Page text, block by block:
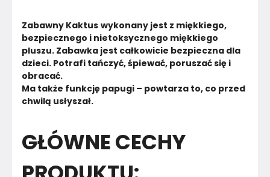
Zabawny Kaktus wykonany jest z miękkiego,
bezpiecznego i nietoksycznego miękkiego
pluszu. Zabawka jest całkowicie bezpieczna dla
dzieci. Potrafi tańczyć, śpiewać, poruszać się i
obracać.
Ma także funkcję papugi – powtarza to, co przed
chwilą usłyszał.
GŁÓWNE CECHY